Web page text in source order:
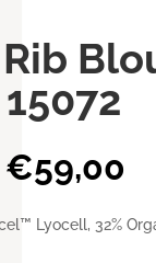
prijs
was:
€99,00.
€59,00
Lyocell, 32%